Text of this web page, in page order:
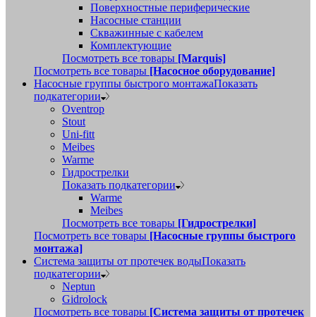
Поверхностные периферические
Насосные станции
Скважинные с кабелем
Комплектующие
Посмотреть все товары [Marquis]
Посмотреть все товары [Насосное оборудование]
Насосные группы быстрого монтажаПоказать
подкатегории
Oventrop
Stout
Uni-fitt
Meibes
Warme
Гидрострелки
Показать подкатегории
Warme
Meibes
Посмотреть все товары [Гидрострелки]
Посмотреть все товары [Насосные группы быстрого
монтажа]
Система защиты от протечек водыПоказать
подкатегории
Neptun
Gidrolock
Посмотреть все товары [Система защиты от протечек